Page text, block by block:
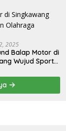
2025
Balap Motor di
Wujud Sports